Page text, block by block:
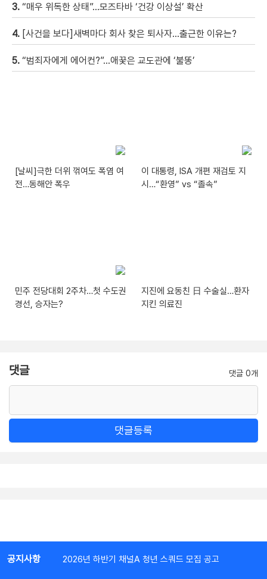
3. “매우 위독한 상태”…모즈타바 ‘건강 이상설’ 확산
4. [사건을 보다]새벽마다 회사 찾은 퇴사자…출근한 이유는?
5. “범죄자에게 에어컨?”…애꿎은 교도관에 ‘불똥’
[날씨]극한 더위 꺾여도 폭염 여
전…동해안 폭우
이 대통령, ISA 개편 재검토 지
시…“환영” vs “졸속”
민주 전당대회 2주차…첫 수도권
경선, 승자는?
지진에 요동친 日 수술실…환자
지킨 의료진
댓글 댓글 0개
댓글등록
공지사항 2026년 하반기 채널A 청년 스쿼드 모집 공고